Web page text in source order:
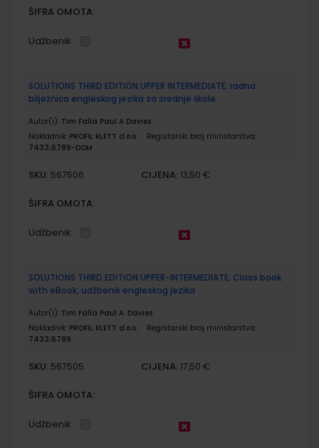
ŠIFRA OMOTA:
Udžbenik
SOLUTIONS THIRD EDITION UPPER INTERMEDIATE; radna
bilježnica engleskog jezika za srednje škole
Autor(i): Tim Falla Paul A Davies
Nakladnik: PROFIL KLETT d.o.o.
Registarski broj ministarstva:
7433;6789-DOM
SKU: 567506 CIJENA: 13,50 €
ŠIFRA OMOTA:
Udžbenik
SOLUTIONS THIRD EDITION UPPER-INTERMEDIATE; Class book
with eBook, udžbenik engleskog jezika
Autor(i): Tim Falla Paul A. Davies
Nakladnik: PROFIL KLETT d.o.o.
Registarski broj ministarstva:
7433;6789
SKU: 567505 CIJENA: 17,50 €
ŠIFRA OMOTA:
Udžbenik